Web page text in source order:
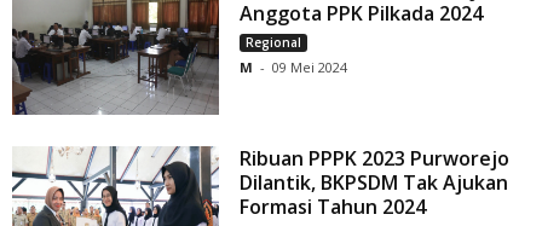
Anggota PPK Pilkada 2024
Regional
M - 09 Mei 2024
Ribuan PPPK 2023 Purworejo
Dilantik, BKPSDM Tak Ajukan
Formasi Tahun 2024